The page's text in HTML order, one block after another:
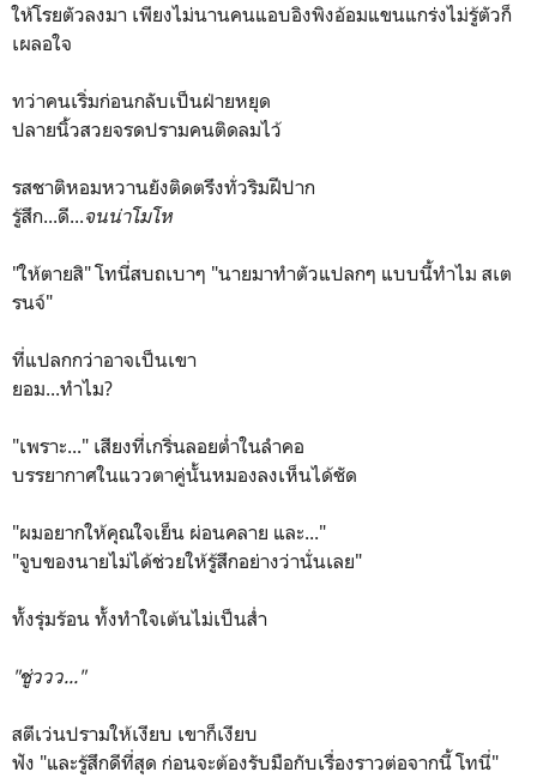
ให้โรยตัวลงมา เพียงไม่นานคนแอบอิงพิงอ้อมแขนแกร่งไม่รู้ตัวก็
เผลอใจ
ทว่าคนเริ่มก่อนกลับเป็นฝ่ายหยุด
ปลายนิ้วสวยจรดปรามคนติดลมไว้
รสชาติหอมหวานยังติดตรึงทั่วริมฝีปาก
รู้สึก...ดี...จนน่าโมโห
"ให้ตายสิ" โทนี่สบถเบาๆ "นายมาทำตัวแปลกๆ แบบนี้ทำไม สเต
รนจ์"
ที่แปลกกว่าอาจเป็นเขา
ยอม...ทำไม?
"เพราะ..." เสียงที่เกริ่นลอยต่ำในลำคอ
บรรยากาศในแววตาคู่นั้นหมองลงเห็นได้ชัด
"ผมอยากให้คุณใจเย็น ผ่อนคลาย และ..."
"จูบของนายไม่ได้ช่วยให้รู้สึกอย่างว่านั่นเลย"
ทั้งรุ่มร้อน ทั้งทำใจเต้นไม่เป็นส่ำ
"ชู่ววว..."
สตีเว่นปรามให้เงียบ เขาก็เงียบ
ฟัง "และรู้สึกดีที่สุด ก่อนจะต้องรับมือกับเรื่องราวต่อจากนี้ โทนี่"